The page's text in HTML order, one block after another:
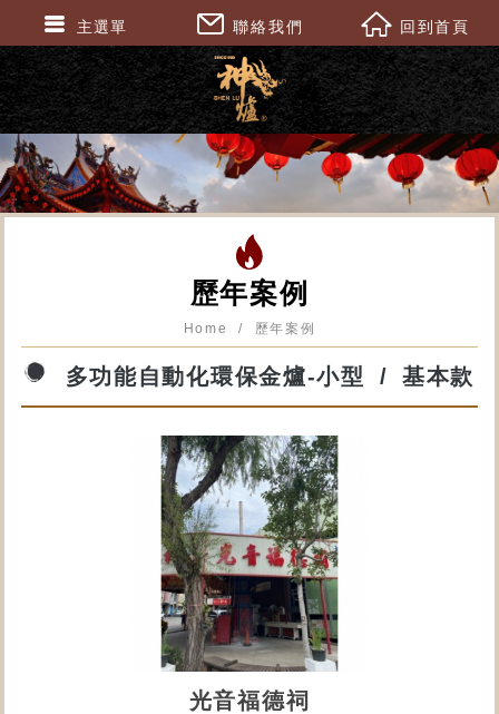
歷年案例
Home 歷年案例
多功能自動化環保金爐-小型 基本款
光音福德祠
主選單 聯絡我們 回到首頁